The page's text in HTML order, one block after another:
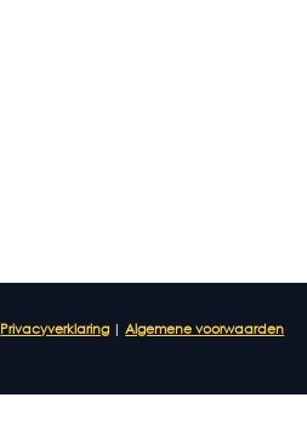
Privacyverklaring |Algemene voorwaarden